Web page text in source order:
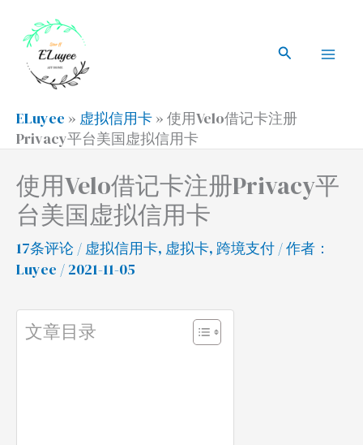
搜
ELuyee » 虚拟信用卡 » 使用Velo借记卡注册
Privacy平台美国虚拟信用卡
使用Velo借记卡注册Privacy平
台美国虚拟信用卡
17条评论 /虚拟信用卡, 虚拟卡, 跨境支付 / 作者：
Luyee / 2021-11-05
文章目录
索